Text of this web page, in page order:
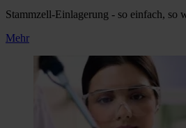
Stammzell-Einlagerung - so einfach, so
Mehr